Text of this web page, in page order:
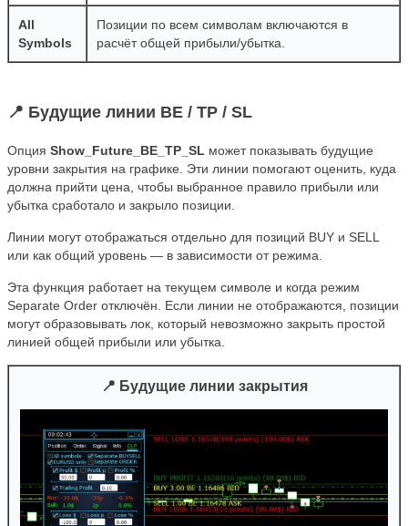
All
Symbols
Позиции по всем символам включаются в
расчёт общей прибыли/убытка.
📍 Будущие линии BE / TP / SL
Опция Show_Future_BE_TP_SL может показывать будущие
уровни закрытия на графике. Эти линии помогают оценить, куда
должна прийти цена, чтобы выбранное правило прибыли или
убытка сработало и закрыло позиции.
Линии могут отображаться отдельно для позиций BUY и SELL
или как общий уровень — в зависимости от режима.
Эта функция работает на текущем символе и когда режим
Separate Order отключён. Если линии не отображаются, позиции
могут образовывать лок, который невозможно закрыть простой
линией общей прибыли или убытка.
📍 Будущие линии закрытия